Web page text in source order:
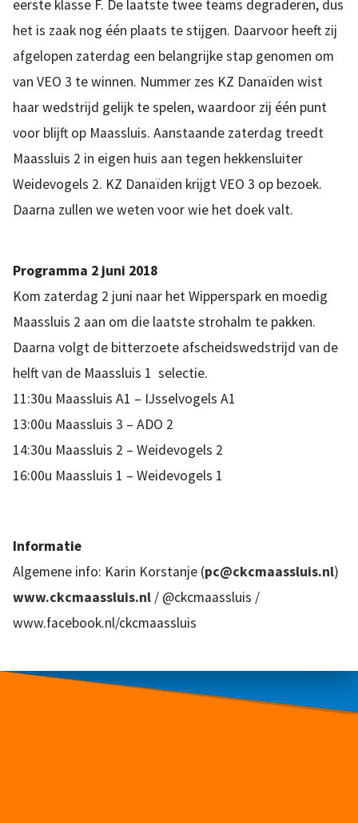
eerste klasse F. De laatste twee teams degraderen, dus
het is zaak nog één plaats te stijgen. Daarvoor heeft zij
afgelopen zaterdag een belangrijke stap genomen om
van VEO 3 te winnen. Nummer zes KZ Danaïden wist
haar wedstrijd gelijk te spelen, waardoor zij één punt
voor blijft op Maassluis. Aanstaande zaterdag treedt
Maassluis 2 in eigen huis aan tegen hekkensluiter
Weidevogels 2. KZ Danaïden krijgt VEO 3 op bezoek.
Daarna zullen we weten voor wie het doek valt.
Programma 2 juni 2018
Kom zaterdag 2 juni naar het Wipperspark en moedig
Maassluis 2 aan om die laatste strohalm te pakken.
Daarna volgt de bitterzoete afscheidswedstrijd van de
helft van de Maassluis 1 selectie.
11:30u Maassluis A1 – IJsselvogels A1
13:00u Maassluis 3 – ADO 2
14:30u Maassluis 2 – Weidevogels 2
16:00u Maassluis 1 – Weidevogels 1
Informatie
Algemene info: Karin Korstanje (pc@ckcmaassluis.nl)
www.ckcmaassluis.nl / @ckcmaassluis /
www.facebook.nl/ckcmaassluis